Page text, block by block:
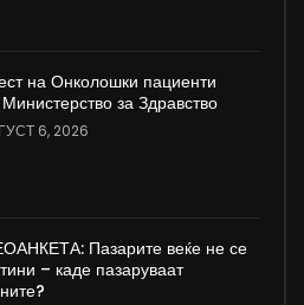
на Онколошки пациенти
за Здравство
6, 2026
Пазарите веќе не се
– каде пазаруваат